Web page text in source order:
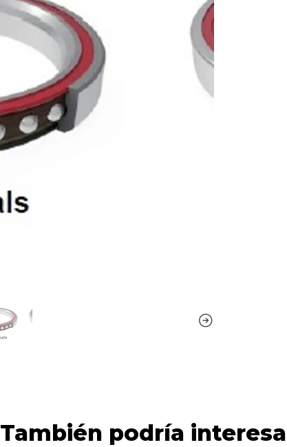
También podría